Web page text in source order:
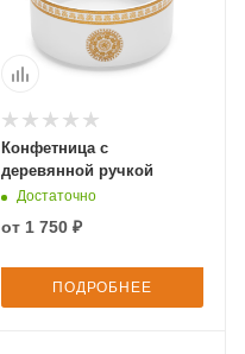
Конфетница с
деревянной ручкой
Достаточно
от 1 750 ₽
ПОДРОБНЕЕ